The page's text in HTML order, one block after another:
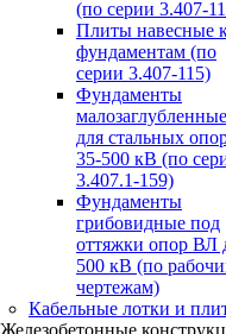
(по серии 3.407-
Плиты навесные
фундаментам (по
серии 3.407-115)
Фундаменты
малозаглубленные
для стальных
35-500 кВ (по
3.407.1-159)
Фундаменты
грибовидные под
оттяжки опор ВЛ
500 кВ (по
чертежам)
Кабельные лотки и